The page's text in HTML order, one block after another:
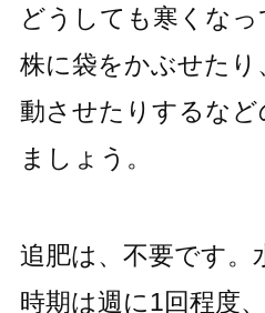
どうしても寒くなっ
株に袋をかぶせたり
動させたりするな
ましょう。
追肥は、不要です。
時期は週に1回程度